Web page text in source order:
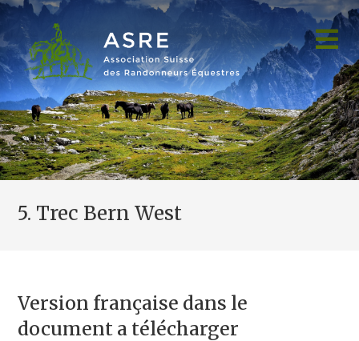
Skip
content
5. Trec Bern West
Version française dans le
document a télécharger